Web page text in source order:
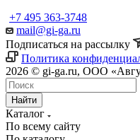
+7 495 363-3748
mail@gi-ga.ru
Подписаться на рассылку
Политика
2026 © gi-ga.ru, ООО
Найти
Каталог
По всему сайту